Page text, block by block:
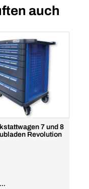
auch
7 und 8
Revolution